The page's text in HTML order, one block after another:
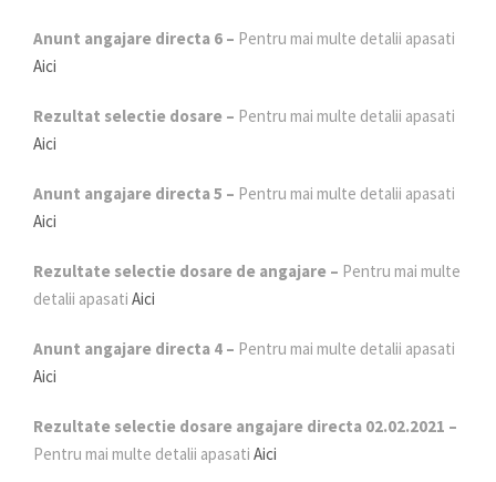
Anunt angajare directa 6 – Pentru mai multe detalii apasati
Aici
Rezultat selectie dosare – Pentru mai multe detalii apasati
Aici
Anunt angajare directa 5 – Pentru mai multe detalii apasati
Aici
Rezultate selectie dosare de angajare – Pentru mai multe
detalii apasati Aici
Anunt angajare directa 4 – Pentru mai multe detalii apasati
Aici
Rezultate selectie dosare angajare directa 02.02.2021 –
Pentru mai multe detalii apasati Aici